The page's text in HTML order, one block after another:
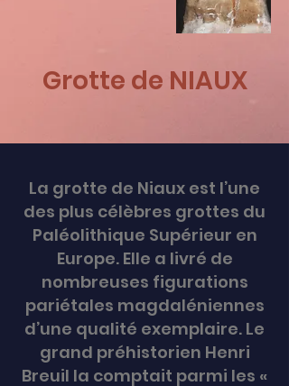
Grotte de NIAUX
La grotte de Niaux est l’une
des plus célèbres grottes du
Paléolithique Supérieur en
Europe. Elle a livré de
nombreuses figurations
pariétales magdaléniennes
d’une qualité exemplaire. Le
grand préhistorien Henri
Breuil la comptait parmi les «